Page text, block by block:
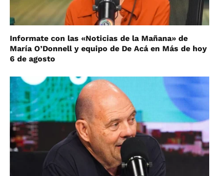
Informate con las «Noticias de la Mañana» de
María O’Donnell y equipo de De Acá en Más de hoy
6 de agosto